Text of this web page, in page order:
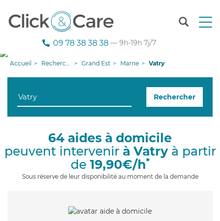
T
n
g
i
09 78 38 38 38 — 9h-19h 7j/7
Accueil Recherche aide à domicile Grand Est Marne Vatry
Rechercher
64 aides à domicile
peuvent intervenir à Vatryà partir
de 19,90€/h*
Sous réserve de leur disponibilité au moment de la demande